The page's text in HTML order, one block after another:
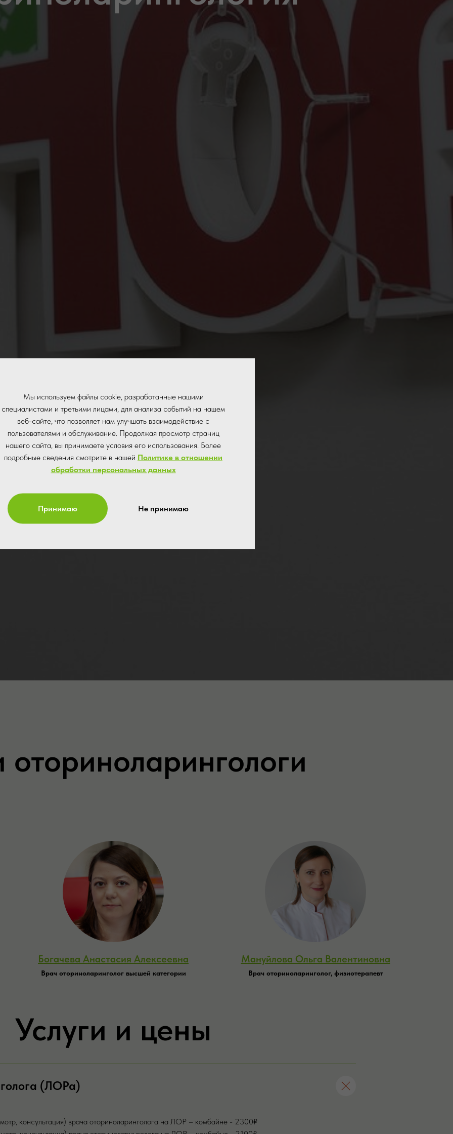
Мы используем файлы cookie, разработанные нашими
специалистами и третьими лицами, для анализа событий на нашем
веб-сайте, что позволяет нам улучшать взаимодействие с
пользователями и обслуживание. Продолжая просмотр страниц
нашего сайта, вы принимаете условия его использования. Более
подробные сведения смотрите в нашей Политике в отношении
обработки персональных данных
Принимаю Не принимаю
оториноларингологи
Богачева Анастасия Алексеевна
Врач оториноларинголог высшей категории
Мануйлова Ольга Валентиновна
Врач оториноларинголог, физиотерапевт
Услуги и цены
(ЛОРа)
консультация) врача оториноларинголога на ЛОР – комбайне - 2300₽